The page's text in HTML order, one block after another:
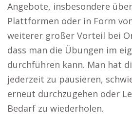
Angebote, insbesondere
Plattformen oder in Form
weiterer großer Vorteil bei
dass man die Übungen im
durchführen kann. Man hat
jederzeit zu pausieren,
erneut durchzugehen oder
Bedarf zu wiederholen.